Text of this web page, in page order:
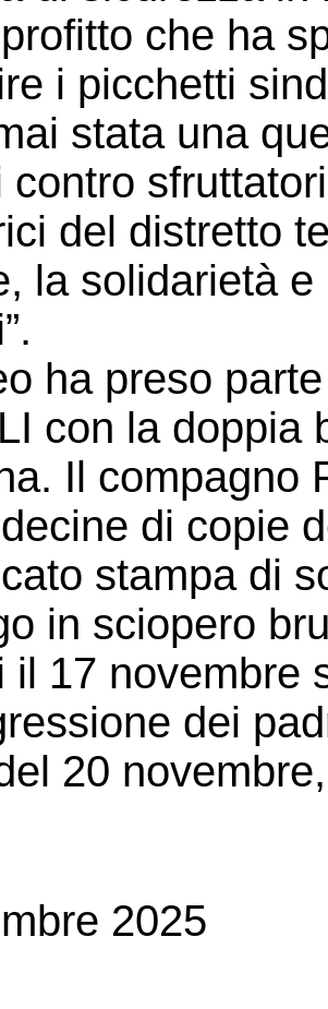
che ha
i picchetti
stata una
contro
del distretto
la solidarietà
ha preso
con la doppia
Il compagno
di copie
stampa di
in sciopero
il 17 novembre
dei
20
2025